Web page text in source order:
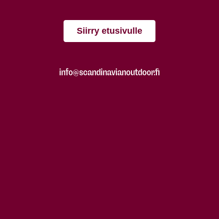
Siirry etusivulle
info@scandinavianoutdoor.fi